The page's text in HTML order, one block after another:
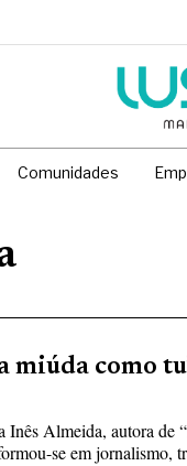
Comunidades
miúda como
Inês Almeida, autora de
se em jornalismo,